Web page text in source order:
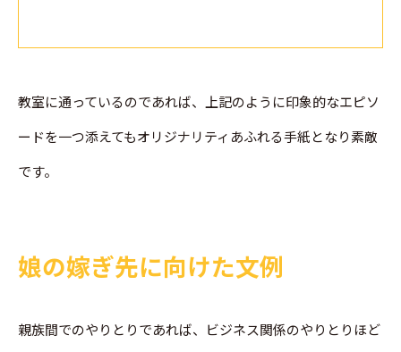
教室に通っているのであれば、上記のように印象的なエピソ
ードを一つ添えてもオリジナリティあふれる手紙となり素敵
です。
娘の嫁ぎ先に向けた文例
親族間でのやりとりであれば、ビジネス関係のやりとりほど